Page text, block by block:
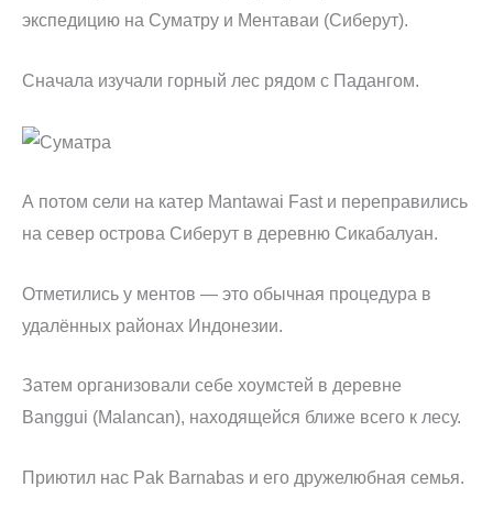
экспедицию на Суматру и Ментаваи (Сиберут).
Сначала изучали горный лес рядом с Падангом.
А потом сели на катер Mantawai Fast и переправились
на север острова Сиберут в деревню Сикабалуан.
Отметились у ментов — это обычная процедура в
удалённых районах Индонезии.
Затем организовали себе хоумстей в деревне
Banggui (Malancan), находящейся ближе всего к лесу.
Приютил нас Pak Barnabas и его дружелюбная семья.